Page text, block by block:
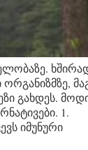
გახდეს.
1.
იმუნური